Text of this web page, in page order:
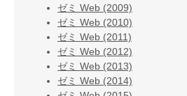
ゼミ Web (2009)
ゼミ Web (2010)
ゼミ Web (2011)
ゼミ Web (2012)
ゼミ Web (2013)
ゼミ Web (2014)